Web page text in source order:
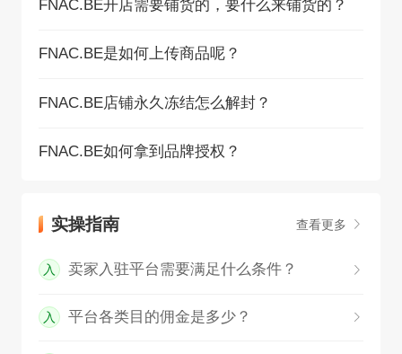
FNAC.BE开店需要铺货的，要什么来铺货的？
FNAC.BE是如何上传商品呢？
FNAC.BE店铺永久冻结怎么解封？
FNAC.BE如何拿到品牌授权？
实操指南 查看更多
入 卖家入驻平台需要满足什么条件？
入 平台各类目的佣金是多少？